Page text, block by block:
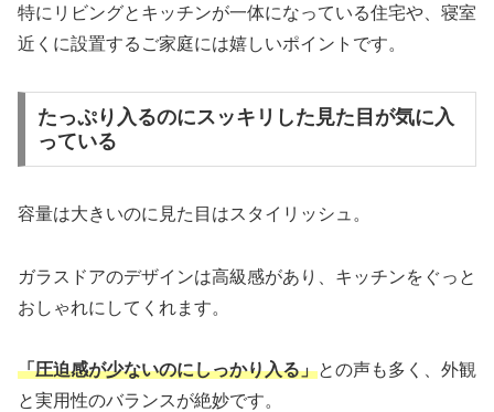
特にリビングとキッチンが一体になっている住宅や、寝室
近くに設置するご家庭には嬉しいポイントです。
たっぷり入るのにスッキリした見た目が気に入
っている
容量は大きいのに見た目はスタイリッシュ。
ガラスドアのデザインは高級感があり、キッチンをぐっと
おしゃれにしてくれます。
「圧迫感が少ないのにしっかり入る」との声も多く、外観
と実用性のバランスが絶妙です。